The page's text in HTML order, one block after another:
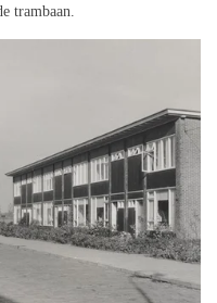
trambaan.